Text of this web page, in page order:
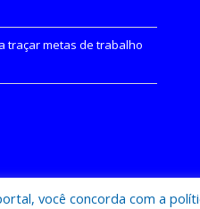
traçar metas de trabalho
você concorda com a